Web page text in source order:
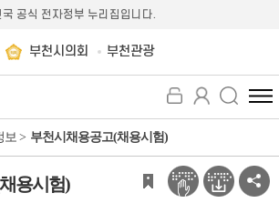
공식 전자정부 누리집입니다.
부천시의회 부천관광
전
체
뉴
보
기
보 > 부천시채용공고(채용시험)
용시험)